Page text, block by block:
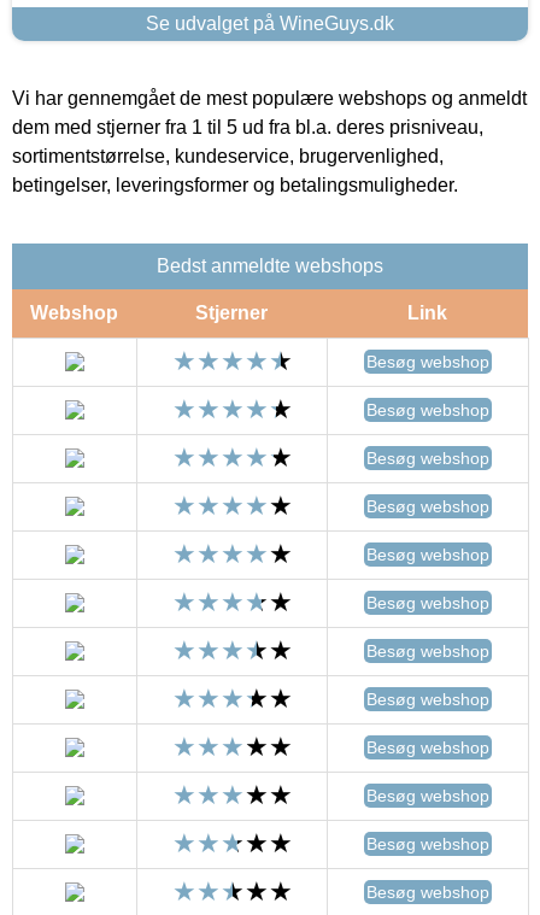
Se udvalget på WineGuys.dk
Vi har gennemgået de mest populære webshops og anmeldt
dem med stjerner fra 1 til 5 ud fra bl.a. deres prisniveau,
sortimentstørrelse, kundeservice, brugervenlighed,
betingelser, leveringsformer og betalingsmuligheder.
Bedst anmeldte webshops
Webshop Stjerner Link
Besøg webshop
Besøg webshop
Besøg webshop
Besøg webshop
Besøg webshop
Besøg webshop
Besøg webshop
Besøg webshop
Besøg webshop
Besøg webshop
Besøg webshop
Besøg webshop